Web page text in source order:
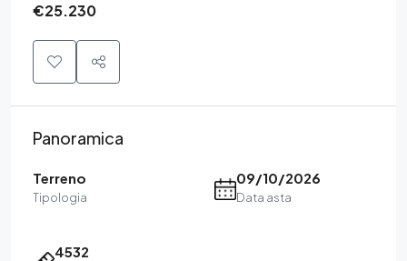
€25.230
Panoramica
Terreno
Tipologia
09/10/2026
Data asta
4532